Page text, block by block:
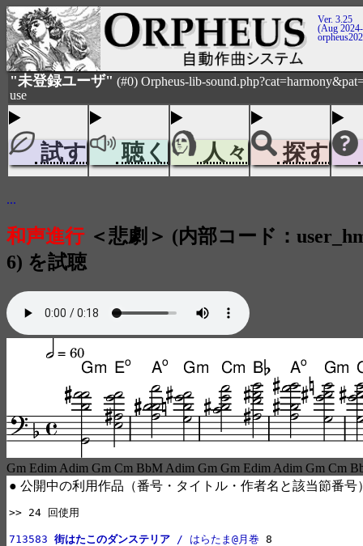
Ver. 3.25
(Aug
"未登録ユーザ" (#0) Orpheus-lib-
use
試す 聴く 人々 探す
...
和声進行＜悲劇＞ (内部コード：
6) を試聴
Gm Edim Adim Gm Cm BbM Adim Gm Gm Edim Adim Gm Cm
● 公開中の利用作品（番号・タイトル・作者名と該当節番号
>> 24 回使用
713583 街はたこのダンステリア / はらたま@月巻